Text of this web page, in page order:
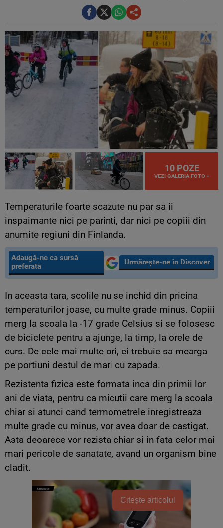
10 POZE
VEZI GALERIA FOTO »
Temperaturile foarte scazute nu par sa ii
inspaimante nici pe parinti, dar nici pe copiii din
anumite regiuni din Finlanda.
Adaugă-ne ca sursă
preferată
Urmărește-ne în Discover
In aceasta tara, scolile nu se inchid din pricina
temperaturilor joase, cu multe grade minus. Copiii
merg la scoala la -17 grade Celsius si se folosesc
de biciclete pentru a ajunge, la timp, la orele de
curs. De cele mai multe ori, ei trebuie sa mearga
pe portiuni destul de mari cu zapada.
Rezistenta fizica este formata inca din primii lor
ani de viata, pentru ca micutii care merg la scoala
chiar si atunci cand termometrele inregistreaza
multe grade cu minus, vor avea doar de castigat.
Asta deoarece vor rezista chiar si in fata celor mai
mari pericole de sanatate, avand un organism bine
cladit.
Citește articolul